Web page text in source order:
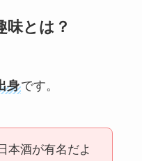
味とは？
身です。
本酒が有名だよ